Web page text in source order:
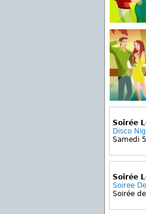
Soirée
Disco
Samedi
Soirée
Soiree
Soirée